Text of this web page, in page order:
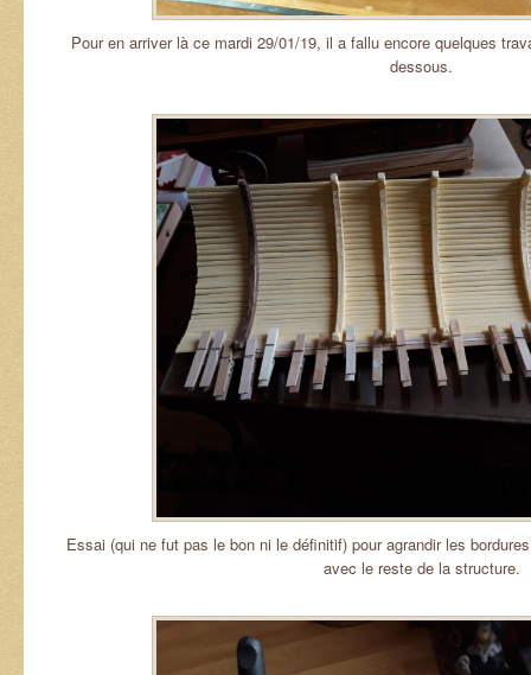
Pour en arriver là ce mardi 29/01/19, il a fallu encore quelques
dessous.
Essai (qui ne fut pas le bon ni le définitif) pour agrandir les
avec le reste de la structure.